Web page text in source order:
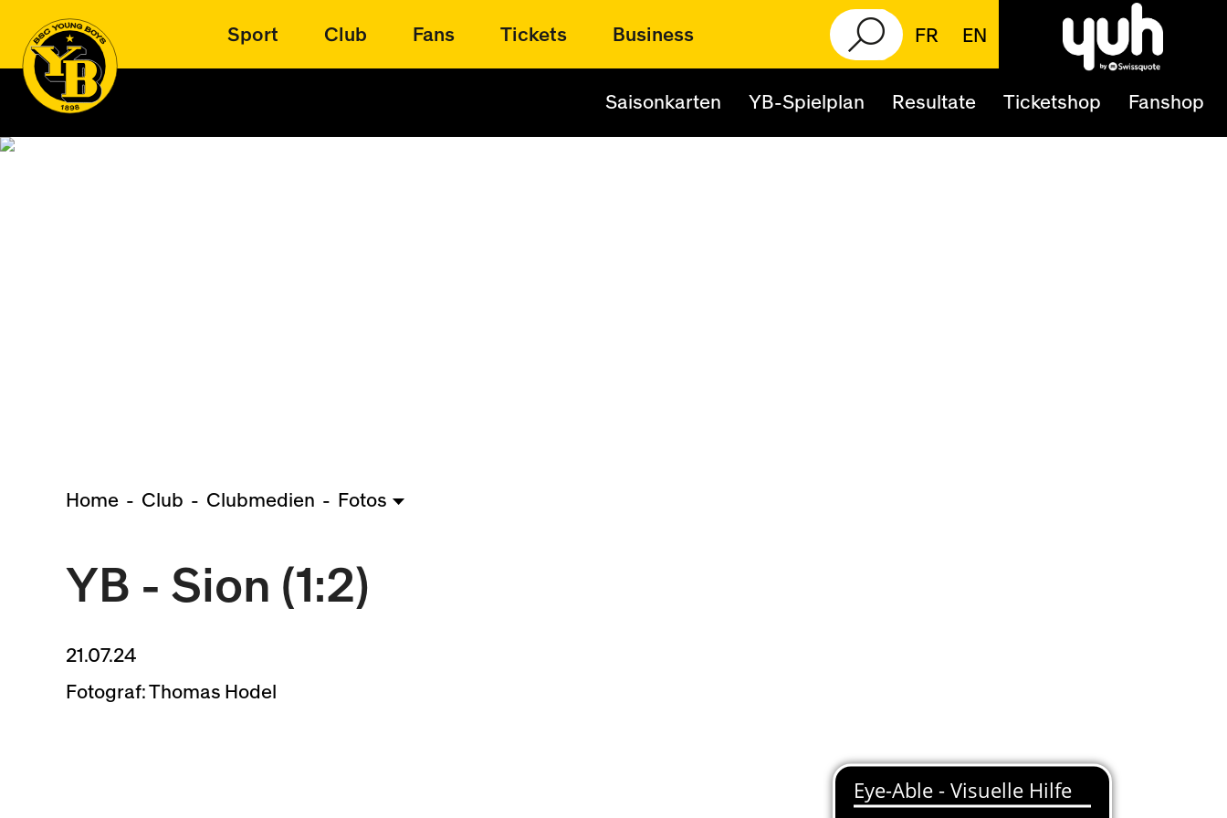
Sport Club Fans Tickets Business FR EN
Saisonkarten YB-Spielplan Resultate Ticketshop Fanshop
Home Club Clubmedien Fotos
YB - Sion (1:2)
21.07.24
Fotograf: Thomas Hodel